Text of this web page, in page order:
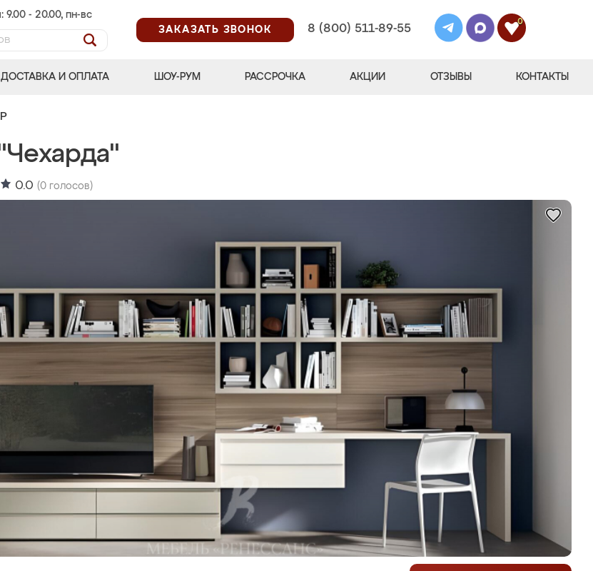
9.00 - 20.00, пн-вс
ЗАКАЗАТЬ ЗВОНОК
8 (800) 511-89-55
0
ДОСТАВКА И ОПЛАТА ШОУ-РУМ РАССРОЧКА АКЦИИ ОТЗЫВЫ КОНТАКТЫ
0.0 (0 голосов)